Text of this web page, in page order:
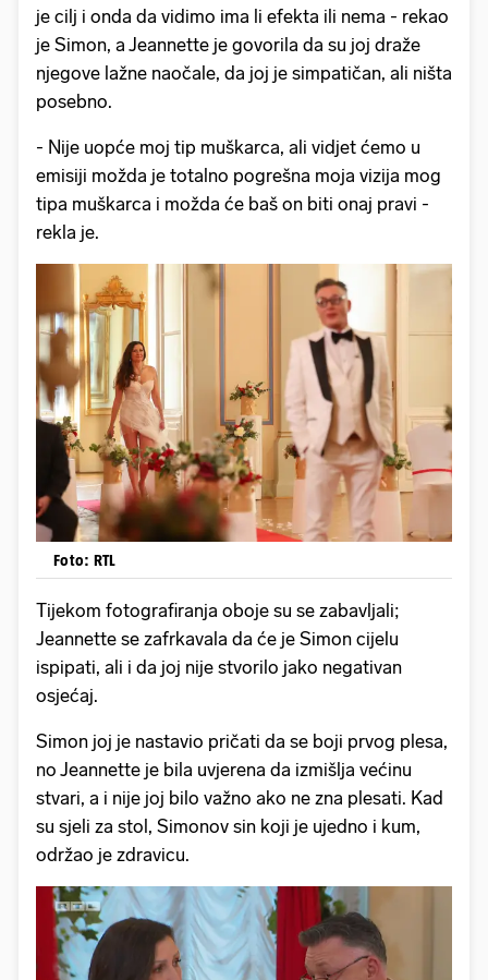
je cilj i onda da vidimo ima li efekta ili nema - rekao
je Simon, a Jeannette je govorila da su joj draže
njegove lažne naočale, da joj je simpatičan, ali ništa
posebno.
- Nije uopće moj tip muškarca, ali vidjet ćemo u
emisiji možda je totalno pogrešna moja vizija mog
tipa muškarca i možda će baš on biti onaj pravi -
rekla je.
Foto: RTL
Tijekom fotografiranja oboje su se zabavljali;
Jeannette se zafrkavala da će je Simon cijelu
ispipati, ali i da joj nije stvorilo jako negativan
osjećaj.
Simon joj je nastavio pričati da se boji prvog plesa,
no Jeannette je bila uvjerena da izmišlja većinu
stvari, a i nije joj bilo važno ako ne zna plesati. Kad
su sjeli za stol, Simonov sin koji je ujedno i kum,
održao je zdravicu.